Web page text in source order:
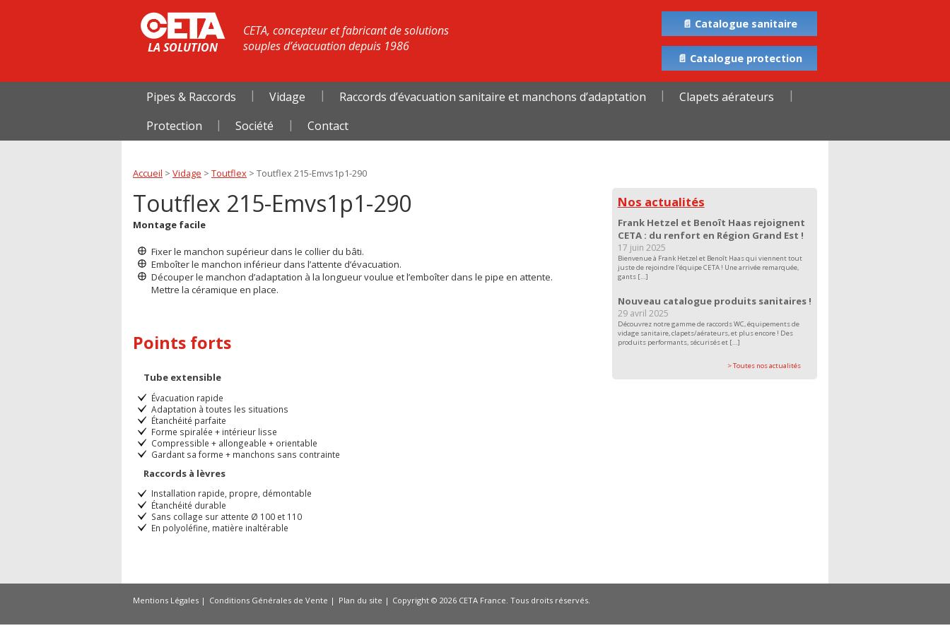
LA SOLUTION
CETA, concepteur et fabricant de solutions
souples d’évacuation depuis 1986
📄 Catalogue sanitaire
📄 Catalogue protection
Pipes & Raccords Vidage Raccords d’évacuation sanitaire et manchons d’adaptation
Clapets aérateurs
Protection
Société Contact
Accueil > Vidage > Toutflex > Toutflex 215-Emvs1p1-290
Toutflex 215-Emvs1p1-290
Montage facile
Fixer le manchon supérieur dans le collier du bâti.
Emboîter le manchon inférieur dans l’attente d’évacuation.
Découper le manchon d’adaptation à la longueur voulue et l’emboîter dans le pipe en attente.
Mettre la céramique en place.
Points forts
Tube extensible
Évacuation rapide
Adaptation à toutes les situations
Étanchéité parfaite
Forme spiralée + intérieur lisse
Compressible + allongeable + orientable
Gardant sa forme + manchons sans contrainte
Raccords à lèvres
Installation rapide, propre, démontable
Étanchéité durable
Sans collage sur attente Ø 100 et 110
En polyoléfine, matière inaltérable
Nos actualités
Frank Hetzel et Benoît Haas rejoignent
CETA : du renfort en Région Grand Est !
17 juin 2025
Bienvenue à Frank Hetzel et Benoît Haas qui viennent tout
juste de rejoindre l’équipe CETA ! Une arrivée remarquée,
gants […]
Nouveau catalogue produits sanitaires !
29 avril 2025
Découvrez notre gamme de raccords WC, équipements de
vidage sanitaire, clapets/aérateurs, et plus encore ! Des
produits performants, sécurisés et […]
> Toutes nos actualités
Mentions Légales Conditions Générales de Vente Plan du site Copyright © 2026 CETA France. Tous droits réservés.